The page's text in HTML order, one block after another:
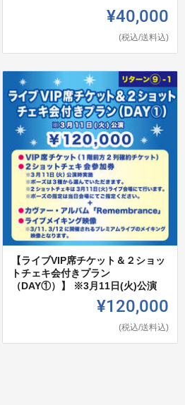
¥40,000
(税込/送料込)
【ライブVIP席チケット＆２ショッ
トチェキ会付きプラン
（DAY①）】 ※3月11日(火)公演
¥120,000
(税込/送料込)